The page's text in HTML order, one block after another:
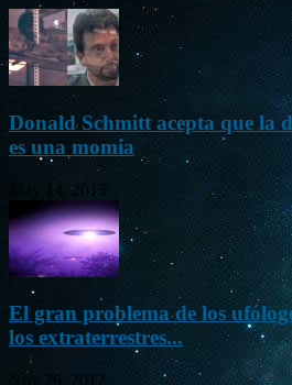
Donald Schmitt acepta que la
es una momia
May 14, 2015
El gran problema de los
los extraterrestres...
Nov 26, 2012